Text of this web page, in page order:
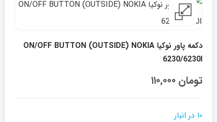
دکمه پاور نوکیا ON/OFF BUTTON (OUTSIDE) NOKIA
6230/6230I
۱۱۰,۰۰۰ تومان
۱۰ در انبار